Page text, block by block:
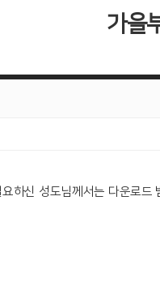
가을
하신 성도님께서는 다운로드